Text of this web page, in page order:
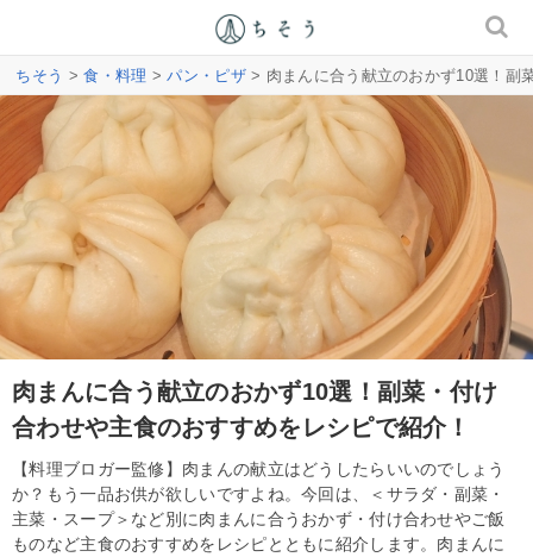
ちそう >食・料理 >パン・ピザ> 肉まんに合う献立のおかず10選！副
肉まんに合う献立のおかず10選！副菜・付け
合わせや主食のおすすめをレシピで紹介！
【料理ブロガー監修】肉まんの献立はどうしたらいいのでしょう
か？もう一品お供が欲しいですよね。今回は、＜サラダ・副菜・
主菜・スープ＞など別に肉まんに合うおかず・付け合わせやご飯
ものなど主食のおすすめをレシピとともに紹介します。肉まんに